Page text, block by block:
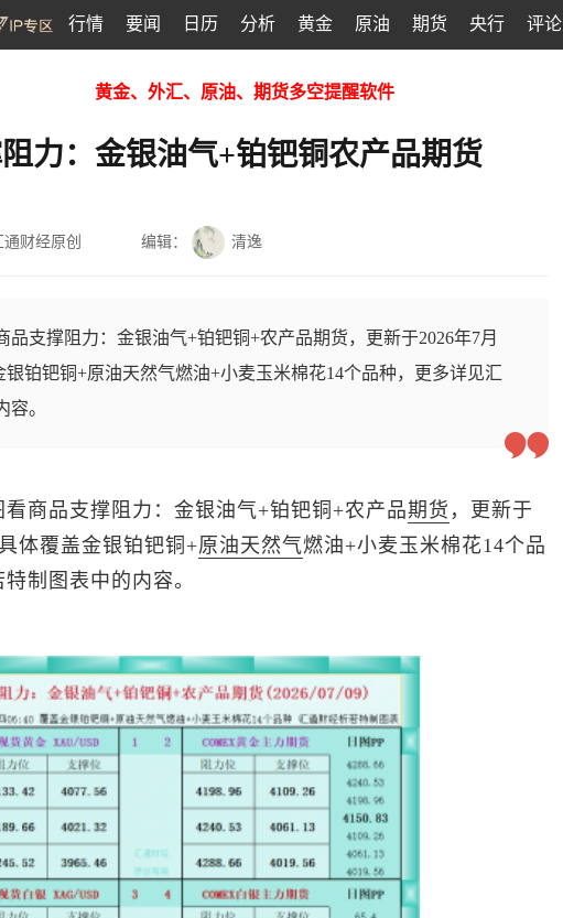
行情 要闻 日历 分析 黄金 原油 期货 央行 评论
黄金、外汇、原油、期货多空提醒软件
力：金银油气+铂钯铜农产品期货
财经原创 编辑： 清逸
品支撑阻力：金银油气+铂钯铜+农产品期货，更新于2026年7月
银铂钯铜+原油天然气燃油+小麦玉米棉花14个品种，更多详见汇
。
看商品支撑阻力：金银油气+铂钯铜+农产品期货 ，更新于
体覆盖金银铂钯铜+原油天然气燃油+小麦玉米棉花14个品
制图表中的内容。